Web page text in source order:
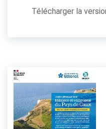
Télécharger la